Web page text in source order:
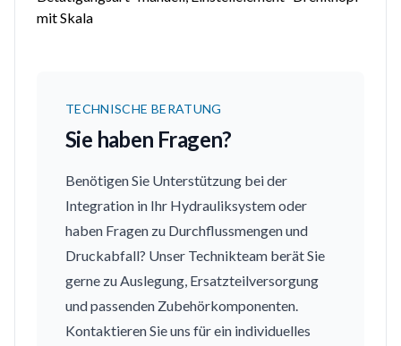
mit Skala
TECHNISCHE BERATUNG
Sie haben Fragen?
Benötigen Sie Unterstützung bei der
Integration in Ihr Hydrauliksystem oder
haben Fragen zu Durchflussmengen und
Druckabfall? Unser Technikteam berät Sie
gerne zu Auslegung, Ersatzteilversorgung
und passenden Zubehörkomponenten.
Kontaktieren Sie uns für ein individuelles